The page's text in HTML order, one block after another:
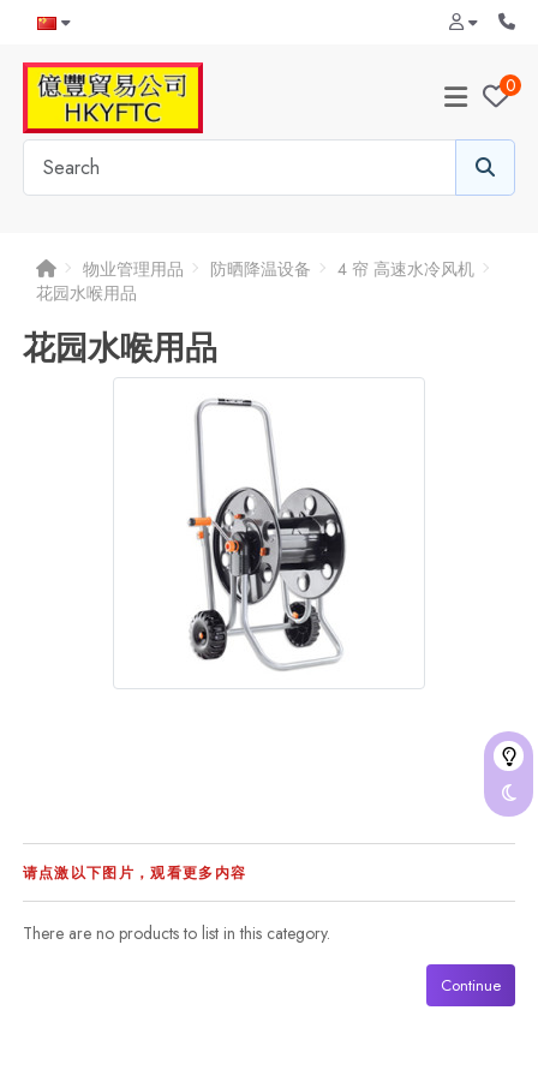
0
物业管理用品 防晒降温设备
4 帘 高速水冷风机
花园水喉用品
花园水喉用品
请点激以下图片，观看更多内容
There are no products to list in this category.
Continue